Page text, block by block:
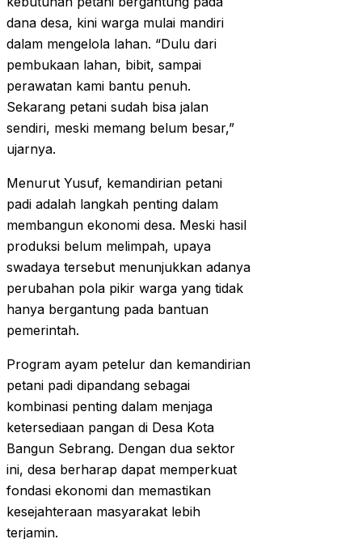
dana desa, kini warga mulai mandiri
dalam mengelola lahan. “Dulu dari
pembukaan lahan, bibit, sampai
perawatan kami bantu penuh.
Sekarang petani sudah bisa jalan
sendiri, meski memang belum besar,”
ujarnya.
Menurut Yusuf, kemandirian petani
padi adalah langkah penting dalam
membangun ekonomi desa. Meski hasil
produksi belum melimpah, upaya
swadaya tersebut menunjukkan adanya
perubahan pola pikir warga yang tidak
hanya bergantung pada bantuan
pemerintah.
Program ayam petelur dan kemandirian
petani padi dipandang sebagai
kombinasi penting dalam menjaga
ketersediaan pangan di Desa Kota
Bangun Sebrang. Dengan dua sektor
ini, desa berharap dapat memperkuat
fondasi ekonomi dan memastikan
kesejahteraan masyarakat lebih
terjamin.